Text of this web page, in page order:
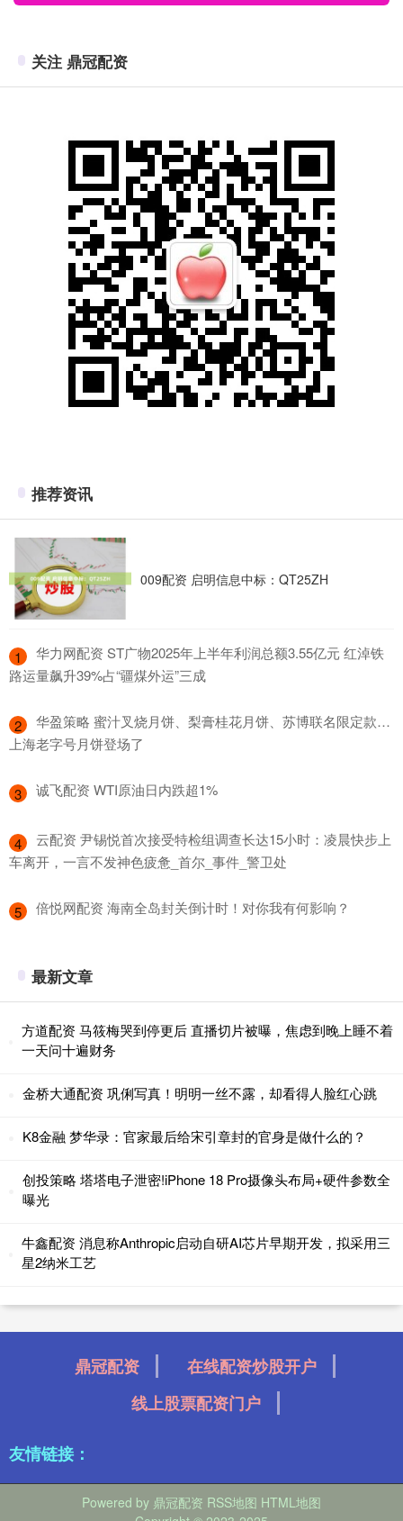
关注 鼎冠配资
推荐资讯
009配资 启明信息中标：QT25ZH
1
​华力网配资 ST广物2025年上半年利润总额3.55亿元 红淖铁
路运量飙升39%占“疆煤外运”三成
2
​华盈策略 蜜汁叉烧月饼、梨膏桂花月饼、苏博联名限定款…
上海老字号月饼登场了
3 ​诚飞配资 WTI原油日内跌超1%
4
​云配资 尹锡悦首次接受特检组调查长达15小时：凌晨快步上
车离开，一言不发神色疲惫_首尔_事件_警卫处
5 ​倍悦网配资 海南全岛封关倒计时！对你我有何影响？
最新文章
方道配资 马筱梅哭到停更后 直播切片被曝，焦虑到晚上睡不着
一天问十遍财务
金桥大通配资 巩俐写真！明明一丝不露，却看得人脸红心跳
K8金融 梦华录：官家最后给宋引章封的官身是做什么的？
创投策略 塔塔电子泄密!iPhone 18 Pro摄像头布局+硬件参数全
曝光
牛鑫配资 消息称Anthropic启动自研AI芯片早期开发，拟采用三
星2纳米工艺
鼎冠配资
在线配资炒股开户
线上股票配资门户
友情链接：
Powered by 鼎冠配资 RSS地图 HTML地图